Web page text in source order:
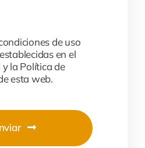
de uso
en el
la Política de
esta web.